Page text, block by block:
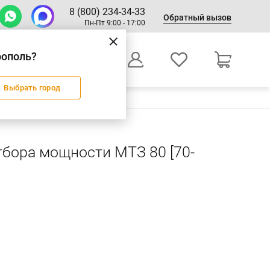
Выбрать город
8 (800) 234-34-33
Пн-Пт 9:00 - 17:00
Обратный вызов
Оформление заказа
мощности МТЗ 80 [70-